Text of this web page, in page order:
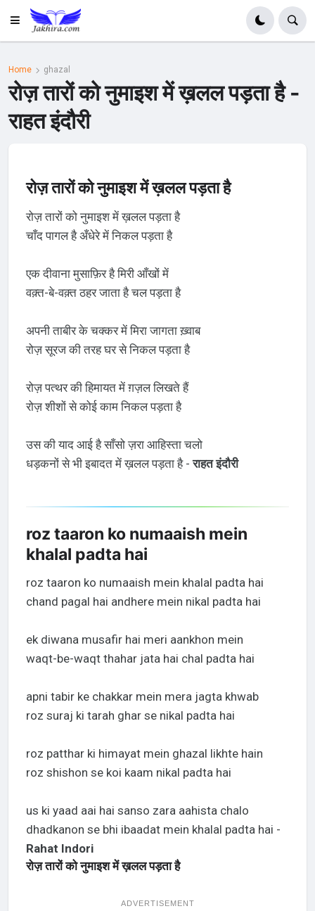
Home ghazal
रोज़ तारों को नुमाइश में ख़लल पड़ता है -
राहत इंदौरी
रोज़ तारों को नुमाइश में ख़लल पड़ता है
रोज़ तारों को नुमाइश में ख़लल पड़ता है
चाँद पागल है अँधेरे में निकल पड़ता है
एक दीवाना मुसाफ़िर है मिरी आँखों में
वक़्त-बे-वक़्त ठहर जाता है चल पड़ता है
अपनी ताबीर के चक्कर में मिरा जागता ख़्वाब
रोज़ सूरज की तरह घर से निकल पड़ता है
रोज़ पत्थर की हिमायत में ग़ज़ल लिखते हैं
रोज़ शीशों से कोई काम निकल पड़ता है
उस की याद आई है साँसो ज़रा आहिस्ता चलो
धड़कनों से भी इबादत में ख़लल पड़ता है -राहत इंदौरी
roz taaron ko numaaish mein
khalal padta hai
roz taaron ko numaaish mein khalal padta hai
chand pagal hai andhere mein nikal padta hai
ek diwana musafir hai meri aankhon mein
waqt-be-waqt thahar jata hai chal padta hai
apni tabir ke chakkar mein mera jagta khwab
roz suraj ki tarah ghar se nikal padta hai
roz patthar ki himayat mein ghazal likhte hain
roz shishon se koi kaam nikal padta hai
us ki yaad aai hai sanso zara aahista chalo
dhadkanon se bhi ibaadat mein khalal padta hai -
Rahat Indori
रोज़ तारों को नुमाइश में ख़लल पड़ता है
ADVERTISEMENT